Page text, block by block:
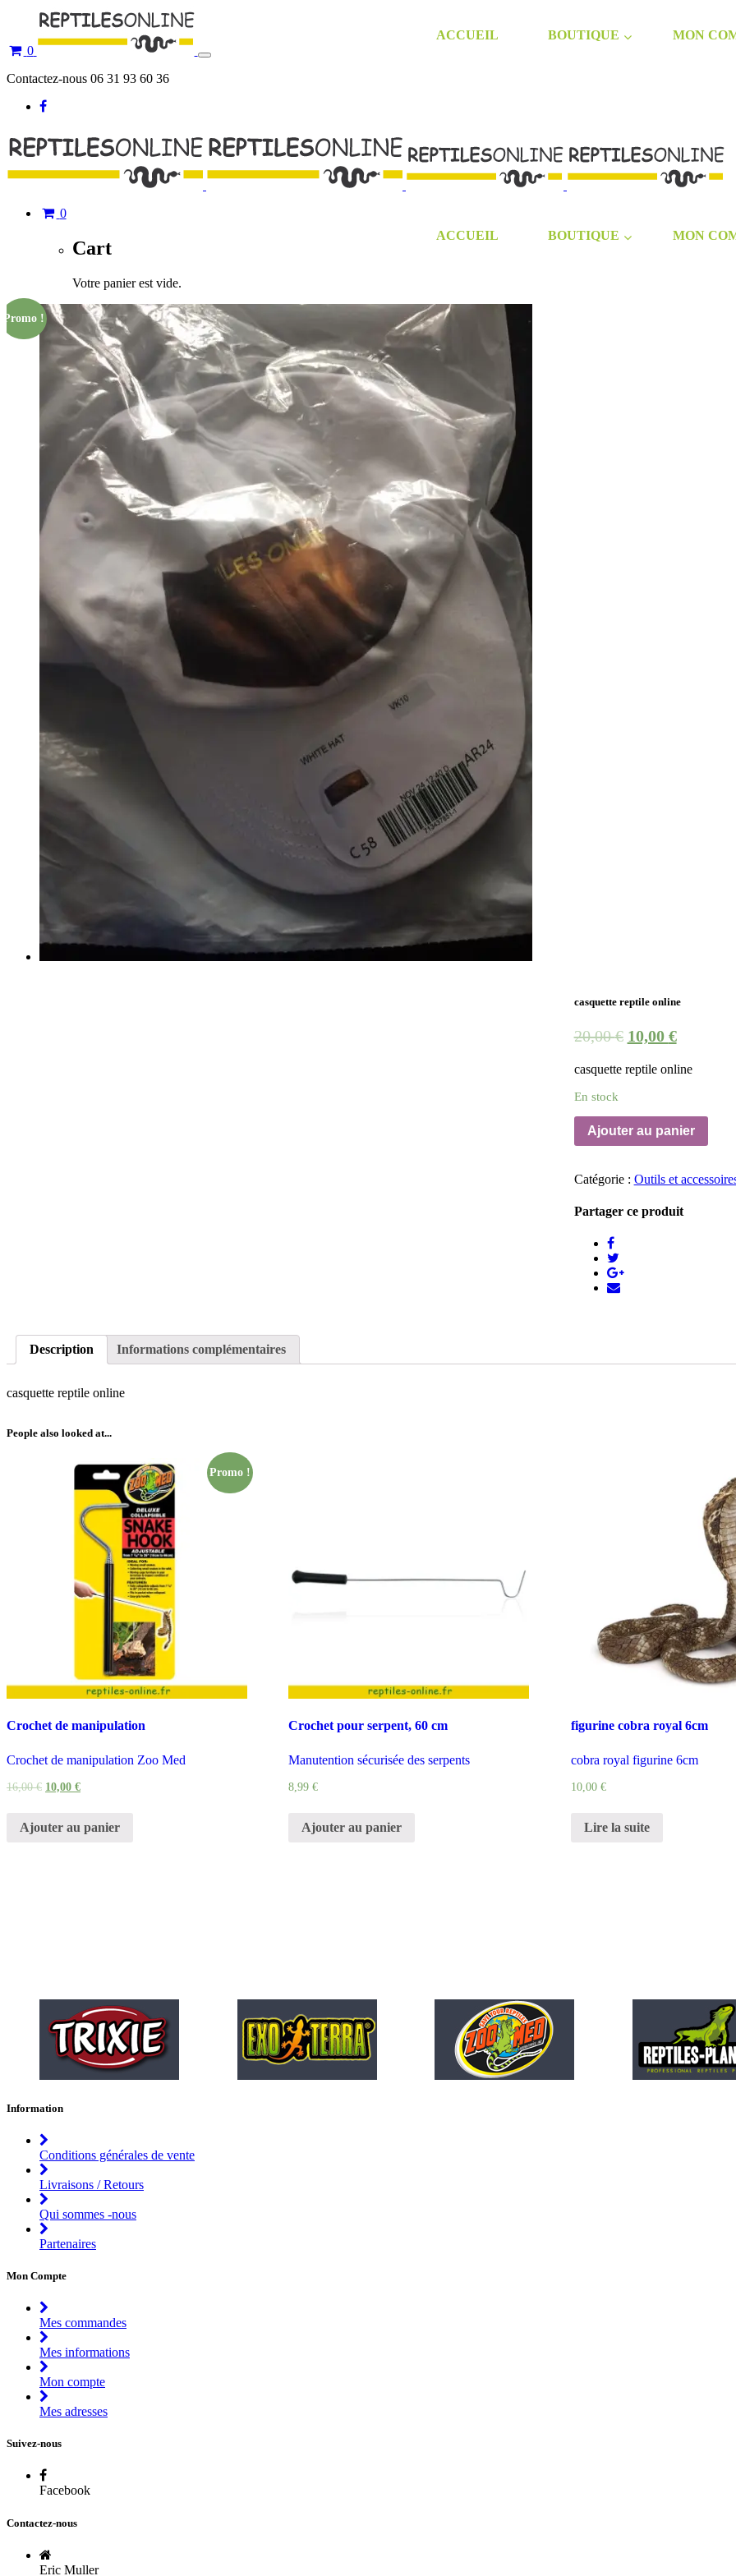
ACCUEIL BOUTIQUE
MON
0
Toggle
Contactez-nous 06 31 93 60 36
ACCUEIL BOUTIQUE MON
0
Cart
Votre panier est vide.
Promo !
casquette reptile online
20,00€ 10,00 €
casquette reptile online
En stock
Ajouter au panier
Catégorie : Outils et
Partager ce produit
Description Informations complémentaires
casquette reptile online
People also looked at...
Promo !
Crochet de manipulation
Crochet de manipulation Zoo Med
16,00€ 10,00 €
Ajouter au panier
Crochet pour serpent, 60 cm
Manutention sécurisée des serpents
8,99€
Ajouter au panier
figurine cobra royal 6cm
cobra royal figurine 6cm
10,00 €
Lire la suite
Information
Conditions générales de vente
Livraisons / Retours
Qui sommes -nous
Partenaires
Mon Compte
Mes commandes
Mes informations
Mon compte
Mes adresses
Suivez-nous
Facebook
Contactez-nous
Eric Muller